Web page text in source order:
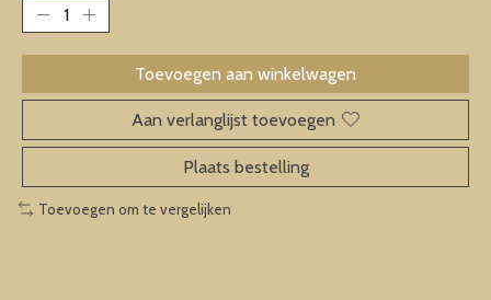
Toevoegen aan winkelwagen
Aan verlanglijst toevoegen
Plaats bestelling
Toevoegen om te vergelijken